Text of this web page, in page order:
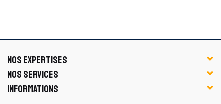
NOS EXPERTISES
NOS SERVICES
INFORMATIONS